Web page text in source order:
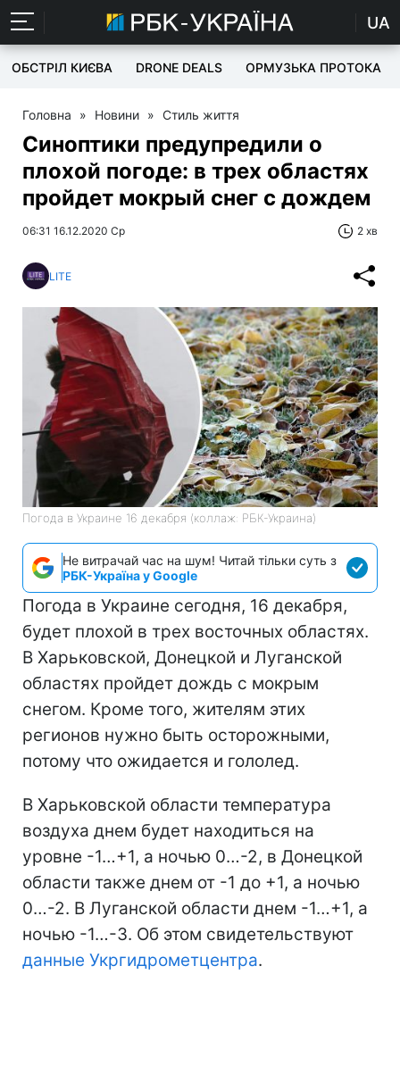
UA
ОБСТРІЛ КИЄВА DRONE DEALS ОРМУЗЬКА ПРОТОКА
Головна » Новини » Стиль життя
Синоптики предупредили о
плохой погоде: в трех областях
пройдет мокрый снег с дождем
06:31 16.12.2020 Ср 2 хв
LITE
Погода в Украине 16 декабря (коллаж: РБК-Украина)
Не витрачай час на шум! Читай тільки суть з
РБК-Україна у Google
Погода в Украине сегодня, 16 декабря,
будет плохой в трех восточных областях.
В Харьковской, Донецкой и Луганской
областях пройдет дождь с мокрым
снегом. Кроме того, жителям этих
регионов нужно быть осторожными,
потому что ожидается и гололед.
В Харьковской области температура
воздуха днем будет находиться на
уровне -1…+1, а ночью 0…-2, в Донецкой
области также днем от -1 до +1, а ночью
0…-2. В Луганской области днем -1…+1, а
ночью -1…-3. Об этом свидетельствуют
данные Укргидрометцентра.